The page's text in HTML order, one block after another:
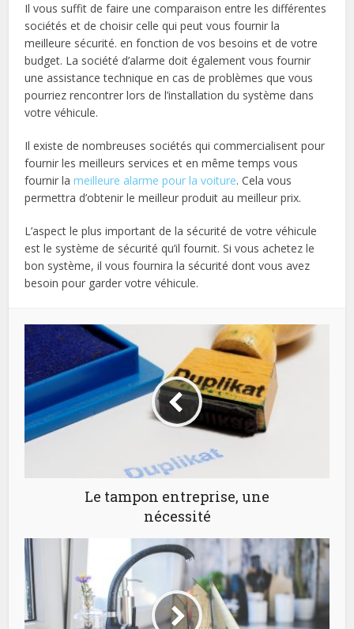
Il vous suffit de faire une comparaison entre les différentes
sociétés et de choisir celle qui peut vous fournir la
meilleure sécurité. en fonction de vos besoins et de votre
budget. La société d’alarme doit également vous fournir
une assistance technique en cas de problèmes que vous
pourriez rencontrer lors de l’installation du système dans
votre véhicule.
Il existe de nombreuses sociétés qui commercialisent pour
fournir les meilleurs services et en même temps vous
fournir lameilleure alarme pour la voiture. Cela vous
permettra d’obtenir le meilleur produit au meilleur prix.
L’aspect le plus important de la sécurité de votre véhicule
est le système de sécurité qu’il fournit. Si vous achetez le
bon système, il vous fournira la sécurité dont vous avez
besoin pour garder votre véhicule.
Le tampon entreprise, une
nécessité